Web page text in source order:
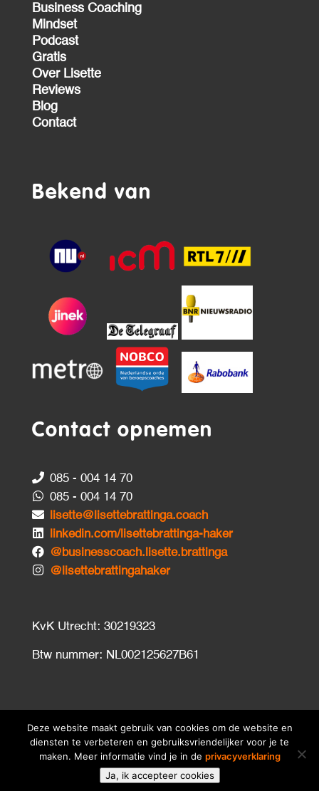
Business Coaching
Mindset
Podcast
Gratis
Over Lisette
Reviews
Blog
Contact
Bekend van
Contact opnemen
085 - 004 14 70
085 - 004 14 70
lisette@lisettebrattinga.coach
linkedin.com/lisettebrattinga-haker
@businesscoach.lisette.brattinga
@lisettebrattingahaker
KvK Utrecht: 30219323
Btw nummer: NL002125627B61
© 2026 lisettebrattinga.nl•Disclaimer•
Privacyverklaring•Algemene Voorwaarden
Deze website maakt gebruik van cookies om de website en
diensten te verbeteren en gebruiksvriendelijker voor je te
maken. Meer informatie vind je in de privacyverklaring
Ja, ik accepteer cookies